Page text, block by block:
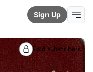
Sign Up
Paid subscribers